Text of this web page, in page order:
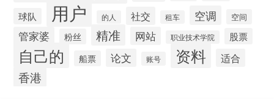
球队
用户 的人 社交 租车 空调 空间
管家婆 粉丝 精准 网站 职业技术学院 股票
自己的 船票 论文 账号 资料 适合
香港